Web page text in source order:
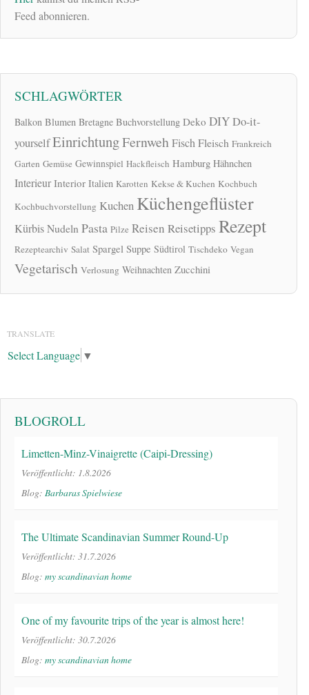
Feed abonnieren.
SCHLAGWÖRTER
Balkon Blumen Bretagne Buchvorstellung Deko DIYDo-it-
yourselfEinrichtungFernwehFischFleisch Frankreich
Garten Gemüse Gewinnspiel Hackfleisch Hamburg Hähnchen
Interieur Interior Italien Karotten Kekse & Kuchen Kochbuch
Kochbuchvorstellung Kuchen Küchengeflüster
KürbisNudelnPasta Pilze Reisen Reisetipps Rezept
Rezeptearchiv Salat Spargel Suppe Südtirol Tischdeko Vegan
Vegetarisch Verlosung Weihnachten Zucchini
TRANSLATE
Select Language ▼
BLOGROLL
Limetten-Minz-Vinaigrette (Caipi-Dressing)
Veröffentlicht: 1.8.2026
Blog: Barbaras Spielwiese
The Ultimate Scandinavian Summer Round-Up
Veröffentlicht: 31.7.2026
Blog: my scandinavian home
One of my favourite trips of the year is almost here!
Veröffentlicht: 30.7.2026
Blog: my scandinavian home